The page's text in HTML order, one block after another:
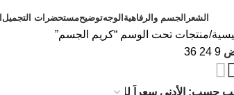
الشعر الجسم والرفاهية الوجهتوضيحمستحضرات التجميل
منتجات تحت الوسم “كريم الجسم”
9
24
36